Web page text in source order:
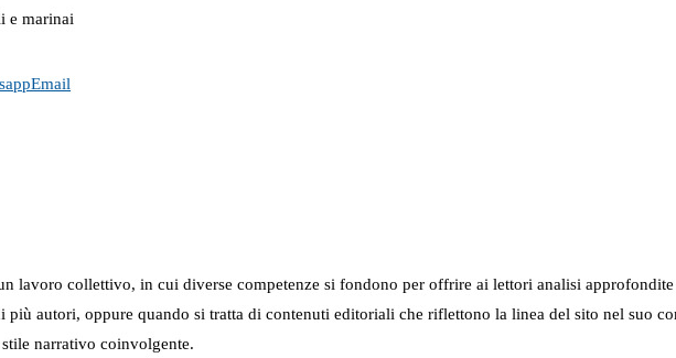
e marinai
Email
lavoro collettivo, in cui diverse competenze si fondono per offrire ai lettori analisi
autori, oppure quando si tratta di contenuti editoriali che riflettono la linea del sito nel suo
narrativo coinvolgente.